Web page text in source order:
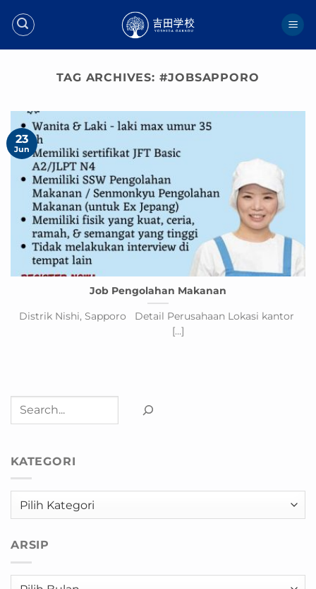
TAG ARCHIVES: #JOBSAPPORO
Job Pengolahan Makanan
Distrik Nishi, Sapporo Detail Perusahaan Lokasi kantor
[...]
23
Jun
Cari
KATEGORI
Kategori
ARSIP
Arsip